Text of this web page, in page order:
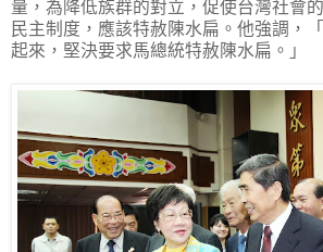
量，為降低族群的對立，促使台灣社會
民主制度，應該特赦陳水扁。他強調，
起來，堅決要求馬總統特赦陳水扁。」